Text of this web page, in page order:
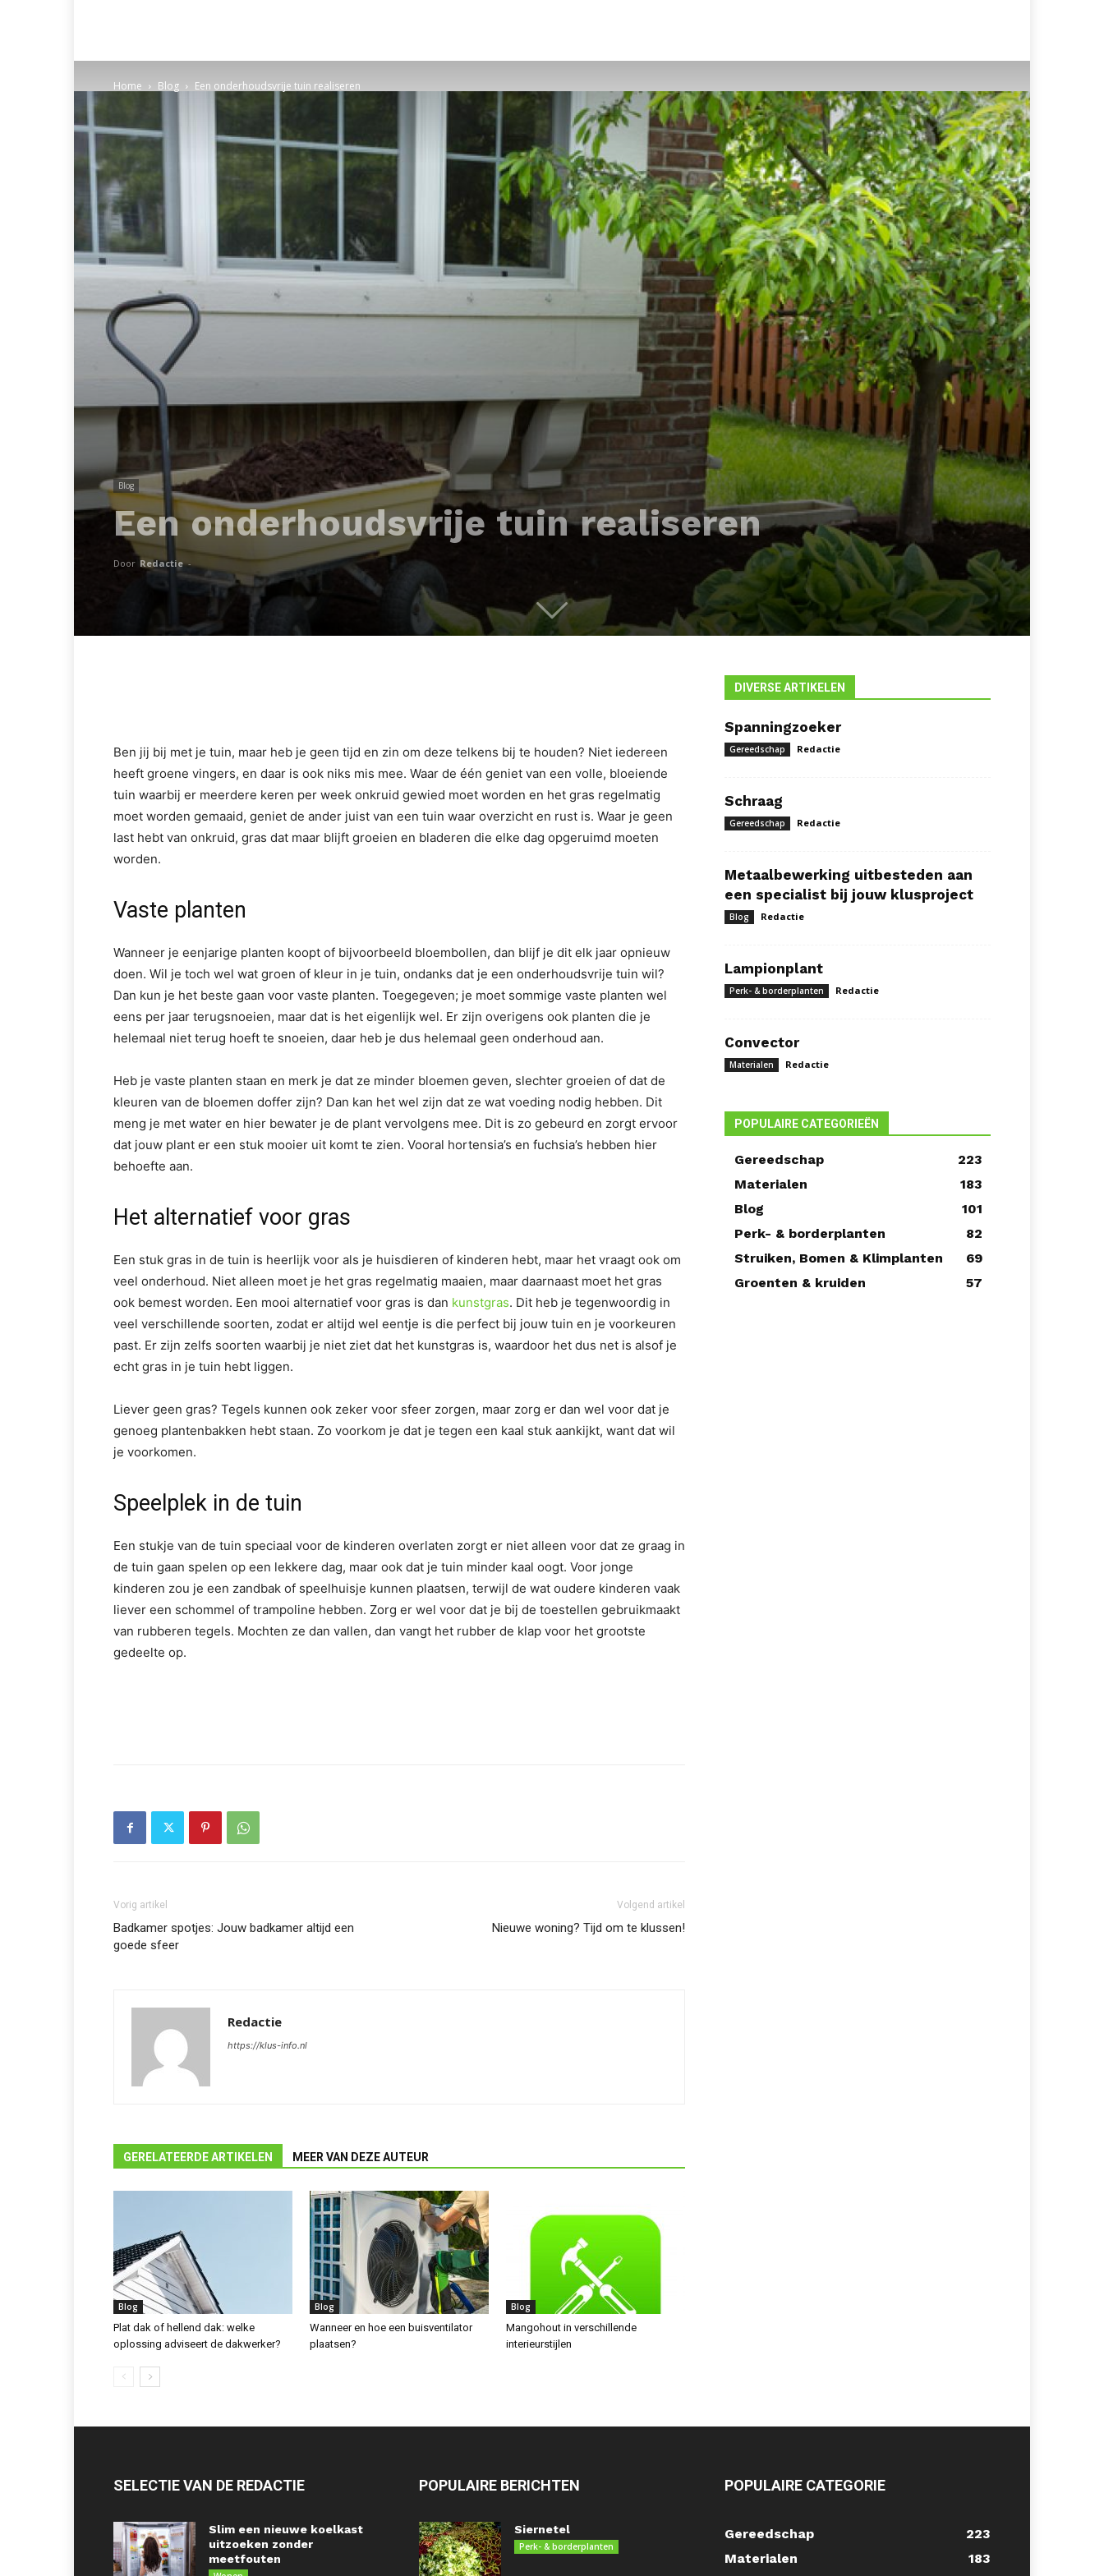
Home Blog Een onderhoudsvrije tuin realiseren
Blog
Een onderhoudsvrije tuin realiseren
Door Redactie -
Ben jij bij met je tuin, maar heb je geen tijd en zin om deze telkens bij te houden? Niet iedereen
heeft groene vingers, en daar is ook niks mis mee. Waar de één geniet van een volle, bloeiende
tuin waarbij er meerdere keren per week onkruid gewied moet worden en het gras regelmatig
moet worden gemaaid, geniet de ander juist van een tuin waar overzicht en rust is. Waar je geen
last hebt van onkruid, gras dat maar blijft groeien en bladeren die elke dag opgeruimd moeten
worden.
Vaste planten
Wanneer je eenjarige planten koopt of bijvoorbeeld bloembollen, dan blijf je dit elk jaar opnieuw
doen. Wil je toch wel wat groen of kleur in je tuin, ondanks dat je een onderhoudsvrije tuin wil?
Dan kun je het beste gaan voor vaste planten. Toegegeven; je moet sommige vaste planten wel
eens per jaar terugsnoeien, maar dat is het eigenlijk wel. Er zijn overigens ook planten die je
helemaal niet terug hoeft te snoeien, daar heb je dus helemaal geen onderhoud aan.
Heb je vaste planten staan en merk je dat ze minder bloemen geven, slechter groeien of dat de
kleuren van de bloemen doffer zijn? Dan kan het wel zijn dat ze wat voeding nodig hebben. Dit
meng je met water en hier bewater je de plant vervolgens mee. Dit is zo gebeurd en zorgt ervoor
dat jouw plant er een stuk mooier uit komt te zien. Vooral hortensia’s en fuchsia’s hebben hier
behoefte aan.
Het alternatief voor gras
Een stuk gras in de tuin is heerlijk voor als je huisdieren of kinderen hebt, maar het vraagt ook om
veel onderhoud. Niet alleen moet je het gras regelmatig maaien, maar daarnaast moet het gras
ook bemest worden. Een mooi alternatief voor gras is dan kunstgras. Dit heb je tegenwoordig in
veel verschillende soorten, zodat er altijd wel eentje is die perfect bij jouw tuin en je voorkeuren
past. Er zijn zelfs soorten waarbij je niet ziet dat het kunstgras is, waardoor het dus net is alsof je
echt gras in je tuin hebt liggen.
Liever geen gras? Tegels kunnen ook zeker voor sfeer zorgen, maar zorg er dan wel voor dat je
genoeg plantenbakken hebt staan. Zo voorkom je dat je tegen een kaal stuk aankijkt, want dat wil
je voorkomen.
Speelplek in de tuin
Een stukje van de tuin speciaal voor de kinderen overlaten zorgt er niet alleen voor dat ze graag in
de tuin gaan spelen op een lekkere dag, maar ook dat je tuin minder kaal oogt. Voor jonge
kinderen zou je een zandbak of speelhuisje kunnen plaatsen, terwijl de wat oudere kinderen vaak
liever een schommel of trampoline hebben. Zorg er wel voor dat je bij de toestellen gebruikmaakt
van rubberen tegels. Mochten ze dan vallen, dan vangt het rubber de klap voor het grootste
gedeelte op.
Vorig artikel
Badkamer spotjes: Jouw badkamer altijd een
goede sfeer
Volgend artikel
Nieuwe woning? Tijd om te klussen!
Redactie
https://klus-info.nl
GERELATEERDE ARTIKELEN MEER VAN DEZE AUTEUR
Blog
Plat dak of hellend dak: welke
oplossing adviseert de dakwerker?
Blog
Wanneer en hoe een buisventilator
plaatsen?
Blog
Mangohout in verschillende
interieurstijlen
DIVERSE ARTIKELEN
Spanningzoeker
Gereedschap Redactie
Schraag
Gereedschap Redactie
Metaalbewerking uitbesteden aan
een specialist bij jouw klusproject
Blog Redactie
Lampionplant
Perk- & borderplanten Redactie
Convector
Materialen Redactie
POPULAIRE CATEGORIEËN
Gereedschap
223
Materialen
183
Blog
101
Perk- & borderplanten
82
Struiken, Bomen & Klimplanten
69
Groenten & kruiden
57
SELECTIE VAN DE REDACTIE
Slim een nieuwe koelkast
uitzoeken zonder
meetfouten
POPULAIRE BERICHTEN
Siernetel
Perk- & borderplanten
POPULAIRE CATEGORIE
Gereedschap
223
Materialen
183